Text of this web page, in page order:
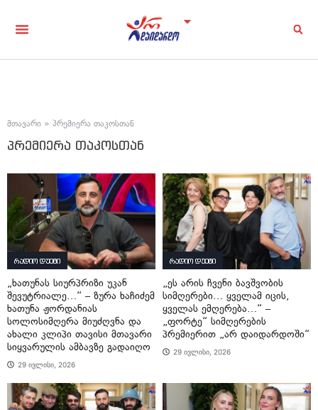
მთავარი » პრემიერა თაკოსთან
პრემიერა თაკოსთან
რადიო დუეტი
„ხათუნას სიურპრიზი უკან
შევუტრიალე…“ – ზურა ხაჩიძემ
ხათუნა ჟორდანიას
სოლოსიმღერა მიუძღვნა და
ახალი კლიპი თავისი მთავარი
სიყვარულის ამბავზე გადაიღო
29 ივლისი, 2026
რადიო დუეტი
„ეს არის ჩვენი ბავშვობის
სიმღერები… ყველამ იცის,
ყველას ემღერება…“ –
„ფორტე“ სიმღერების
პრემიერით „არ დაიდარდოში“
29 ივლისი, 2026